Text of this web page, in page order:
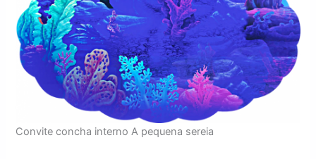
Convite concha interno A pequena sereia